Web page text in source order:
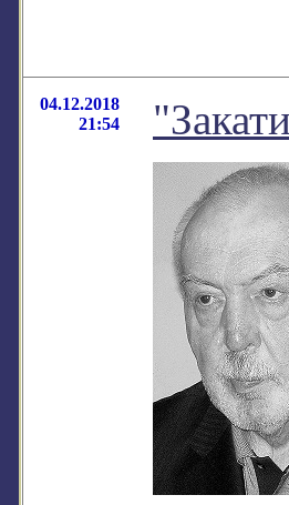
04.12.2018
21:54